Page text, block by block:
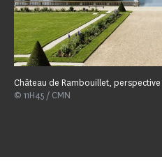
Château de Rambouillet,
© 11H45 / CMN